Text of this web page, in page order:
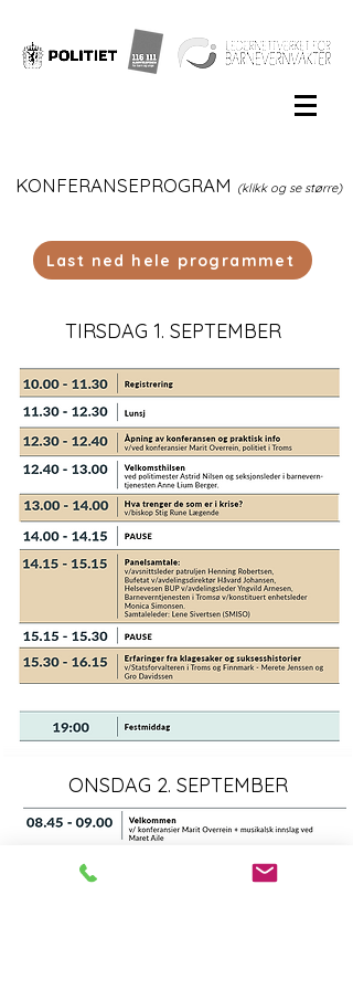
KONFERANSEPROGRAM (klikk og se større)
Last ned hele programmet
TIRSDAG 1. SEPTEMBER
ONSDAG 2. SEPTEMBER